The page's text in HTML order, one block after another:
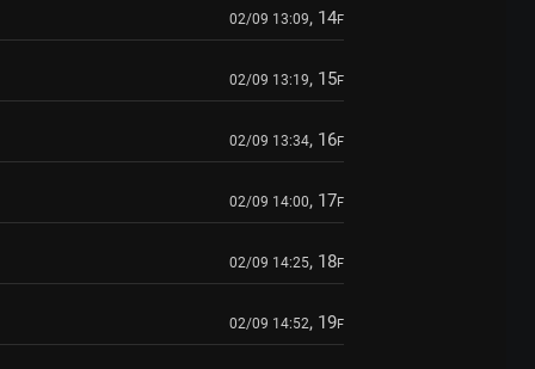
02/09 13:09, 14F
02/09 13:19, 15F
02/09 13:34, 16F
02/09 14:00, 17F
02/09 14:25, 18F
02/09 14:52, 19F